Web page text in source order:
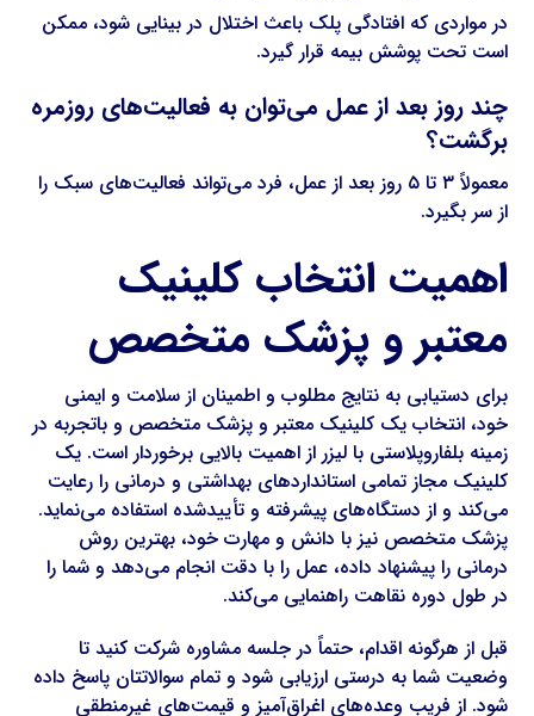
در مواردی که افتادگی پلک باعث اختلال در بینایی شود، ممکن
است تحت پوشش بیمه قرار گیرد.
چند روز بعد از عمل می‌توان به فعالیت‌های روزمره
برگشت؟
معمولاً ۳ تا ۵ روز بعد از عمل، فرد می‌تواند فعالیت‌های سبک را
از سر بگیرد.
اهمیت انتخاب کلینیک
معتبر و پزشک متخصص
برای دستیابی به نتایج مطلوب و اطمینان از سلامت و ایمنی
خود، انتخاب یک کلینیک معتبر و پزشک متخصص و باتجربه در
زمینه بلفاروپلاستی با لیزر از اهمیت بالایی برخوردار است. یک
کلینیک مجاز تمامی استانداردهای بهداشتی و درمانی را رعایت
می‌کند و از دستگاه‌های پیشرفته و تأییدشده استفاده می‌نماید.
پزشک متخصص نیز با دانش و مهارت خود، بهترین روش
درمانی را پیشنهاد داده، عمل را با دقت انجام می‌دهد و شما را
در طول دوره نقاهت راهنمایی می‌کند.
قبل از هرگونه اقدام، حتماً در جلسه مشاوره شرکت کنید تا
وضعیت شما به درستی ارزیابی شود و تمام سوالاتتان پاسخ داده
شود. از فریب وعده‌های اغراق‌آمیز و قیمت‌های غیرمنطقی